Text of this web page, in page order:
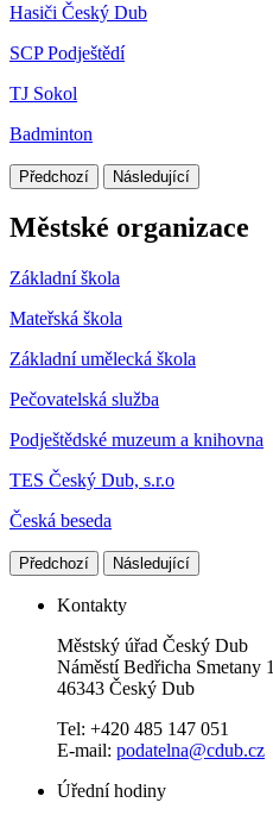
Hasiči Český Dub
SCP Podještědí
TJ Sokol
Badminton
Předchozí Následující
Městské organizace
Základní škola
Mateřská škola
Základní umělecká škola
Pečovatelská služba
Podještědské muzeum a knihovna
TES Český Dub, s.r.o
Česká beseda
Předchozí Následující
Kontakty
Městský úřad Český Dub
Náměstí Bedřicha Smetany 1
46343 Český Dub
Tel: +420 485 147 051
E-mail: podatelna@cdub.cz
Úřední hodiny